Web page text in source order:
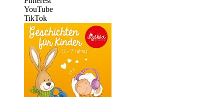
YouTube
TikTok